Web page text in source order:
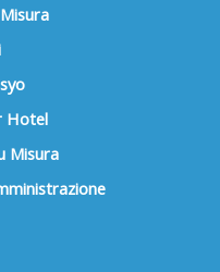
Hotel
Misura